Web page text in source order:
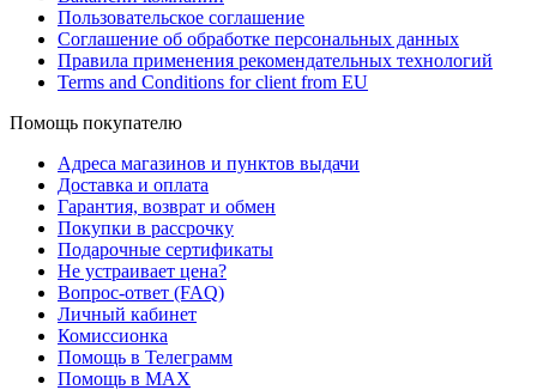
Пользовательское соглашение
Соглашение об обработке персональных данных
Правила применения рекомендательных технологий
Terms and Conditions for client from EU
Помощь покупателю
Адреса магазинов и пунктов выдачи
Доставка и оплата
Гарантия, возврат и обмен
Покупки в рассрочку
Подарочные сертификаты
Не устраивает цена?
Вопрос-ответ (FAQ)
Личный кабинет
Комиссионка
Помощь в Телеграмм
Помощь в MAX